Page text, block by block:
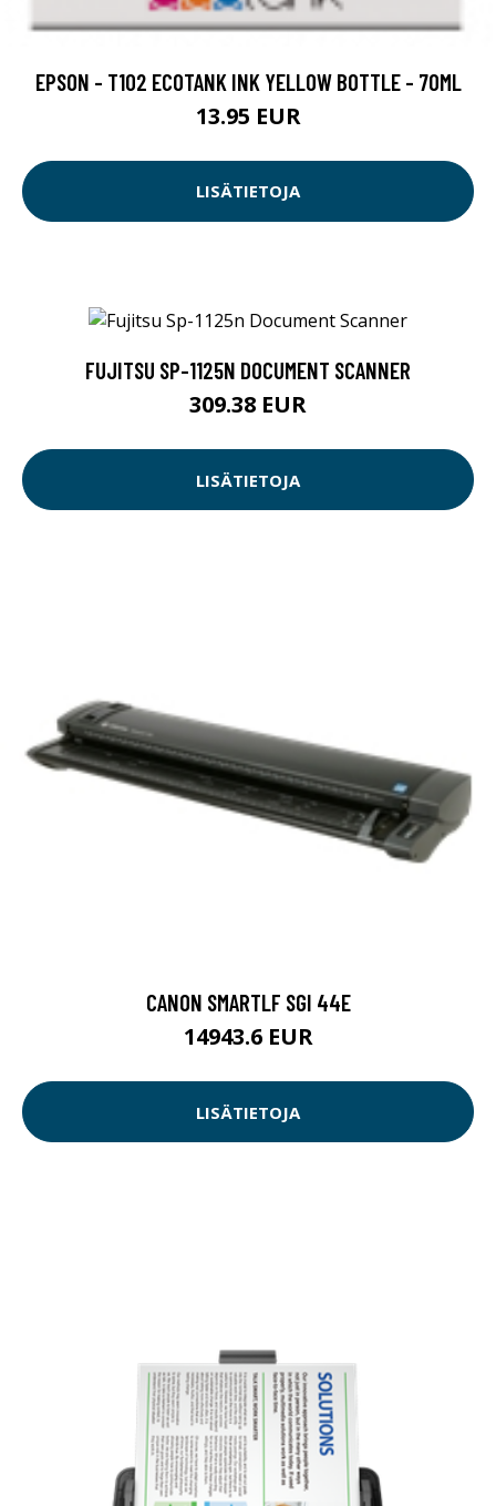
EPSON - T102 ECOTANK INK YELLOW BOTTLE - 70ML
13.95 EUR
LISÄTIETOJA
FUJITSU SP-1125N DOCUMENT SCANNER
309.38 EUR
LISÄTIETOJA
CANON SMARTLF SGI 44E
14943.6 EUR
LISÄTIETOJA